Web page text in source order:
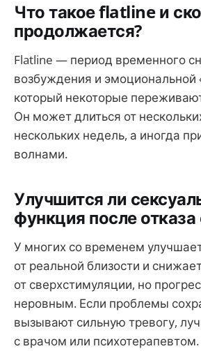
Что такое flatline и
продолжается?
Flatline — период временного
возбуждения и эмоциональной
который некоторые
Он может длиться от
нескольких недель, а иногда
волнами.
Улучшится ли
функция после отказа
У многих со временем
от реальной близости и
от сверхстимуляции, но
неровным. Если проблемы
вызывают сильную тревогу,
с врачом или психотерапевтом.